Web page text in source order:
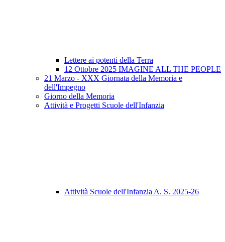
Lettere ai potenti della Terra
12 Ottobre 2025 IMAGINE ALL THE PEOPLE
21 Marzo - XXX Giornata della Memoria e
dell'Impegno
Giorno della Memoria
Attività e Progetti Scuole dell'Infanzia
Attività Scuole dell'Infanzia A. S. 2025-26